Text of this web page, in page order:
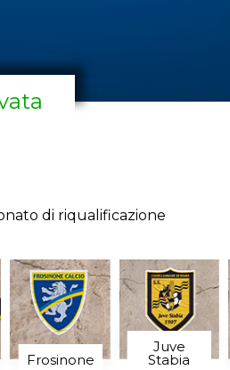
di riqualificazione
Frosinone
Juve
Stabia